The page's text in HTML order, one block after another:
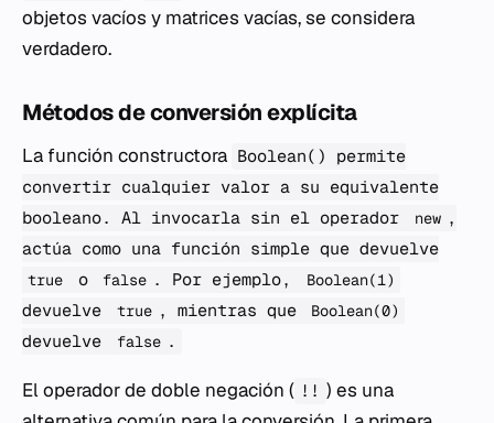
objetos vacíos y matrices vacías, se considera
verdadero.
Métodos de conversión explícita
La función constructora Boolean() permite
convertir cualquier valor a su equivalente
booleano. Al invocarla sin el operador
new ,
actúa como una función simple que devuelve
true o false . Por ejemplo, Boolean(1)
devuelve true , mientras que Boolean(0)
devuelve false .
El operador de doble negación ( !! ) es una